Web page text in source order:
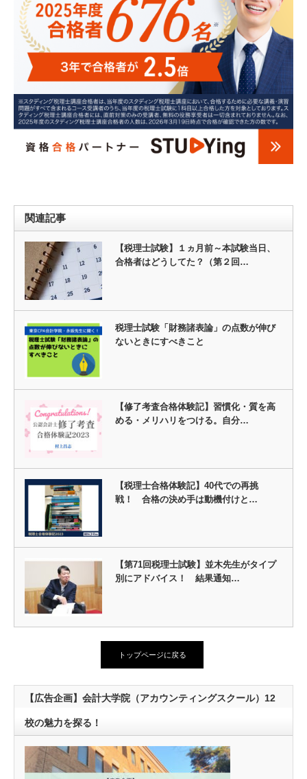
関連記事
【税理士試験】１ヵ月前～本試験当日、
合格者はどうしてた？（第２回…
税理士試験「財務諸表論」の点数が伸び
ないときにすべきこと
【修了考査合格体験記】習慣化・質を高
める・メリハリをつける。自分…
【税理士合格体験記】40代での再挑
戦！ 合格の決め手は動機付けと…
【第71回税理士試験】並木先生がタイプ
別にアドバイス！ 結果通知…
トップページに戻る
【広告企画】会計大学院（アカウンティングスクール）12
校の魅力を探る！